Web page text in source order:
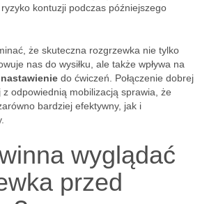
kontuzji podczas późniejszego
że skuteczna rozgrzewka nie tylko
nas do wysiłku, ale także wpływa na
do ćwiczeń. Połączenie dobrej
z odpowiednią mobilizacją sprawia, że
bardziej efektywny, jak i
wyglądać
przed